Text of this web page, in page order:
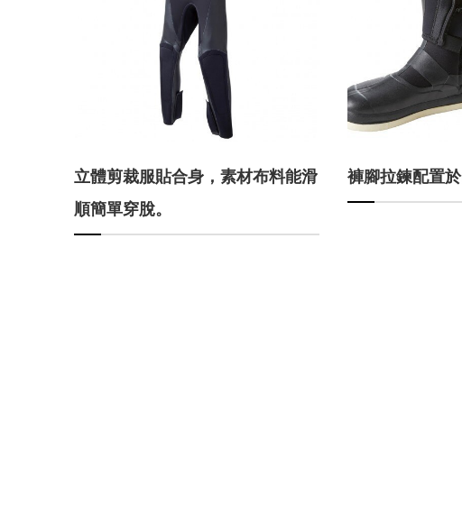
立體剪裁服貼合身，素材布料能滑
順簡單穿脫。
褲腳拉鍊配置